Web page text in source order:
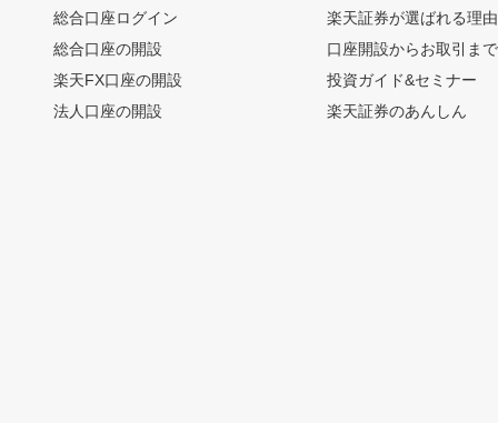
総合口座ログイン
総合口座の開設
楽天FX口座の開設
法人口座の開設
楽天証券が選ばれる理由
口座開設からお取引ま
投資ガイド&セミナー
楽天証券のあんしん